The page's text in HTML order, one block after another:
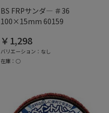
BS FRPサンダ― ＃36
100×15mm 60159
￥1,298
バリエーション：なし
在庫：○